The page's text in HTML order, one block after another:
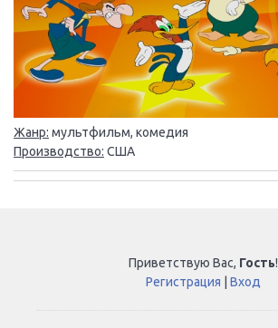
Жанр: мультфильм, комедия
Производство: США
Приветствую Вас, Гость!
Регистрация
Вход